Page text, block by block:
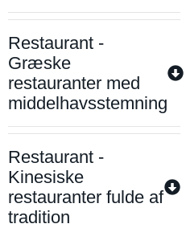
Restaurant -
Græske
restauranter med
middelhavsstemning
Restaurant -
Kinesiske
restauranter fulde af
tradition